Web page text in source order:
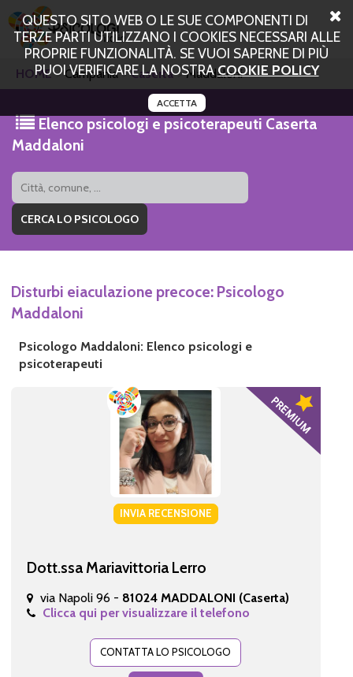
QUESTO SITO WEB O LE SUE COMPONENTI DI
TERZE PARTI UTILIZZANO I COOKIES NECESSARI ALLE
PROPRIE FUNZIONALITÀ. SE VUOI SAPERNE DI PIÙ
PUOI VERIFICARE LA NOSTRACOOKIE POLICY
ACCETTA
HOME Campania Caserta Maddaloni
Elenco psicologi e psicoterapeuti Caserta
Maddaloni
Disturbi eiaculazione precoce: Psicologo
Maddaloni
Psicologo Maddaloni: Elenco psicologi e
psicoterapeuti
INVIA RECENSIONE
Dott.ssa Mariavittoria Lerro
via Napoli 96 - 81024 MADDALONI (Caserta)
Clicca qui per visualizzare il telefono
CONTATTA LO PSICOLOGO